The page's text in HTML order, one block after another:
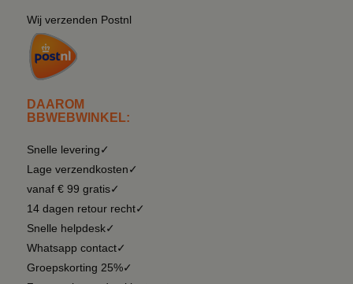
Wij verzenden Postnl
DAAROM
BBWEBWINKEL:
Snelle levering✓
Lage verzendkosten✓
vanaf € 99 gratis✓
14 dagen retour recht✓
Snelle helpdesk✓
Whatsapp contact✓
Groepskorting 25%✓